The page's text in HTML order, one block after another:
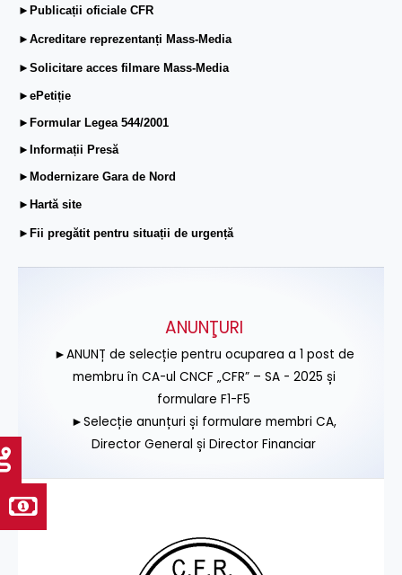
►Publicații oficiale CFR
►Acreditare reprezentanți Mass-Media
►Solicitare acces filmare Mass-Media
►ePetiție
►Formular Legea 544/2001
►Informații Presă
►Modernizare Gara de Nord
►Hartă site
►Fii pregătit pentru situații de urgență
ANUNŢURI
►ANUNȚ de selecție pentru ocuparea a 1 post de
membru în CA-ul CNCF „CFR” – SA - 2025 și
formulare F1-F5
►Selecție anunțuri și formulare membri CA,
Director General și Director Financiar